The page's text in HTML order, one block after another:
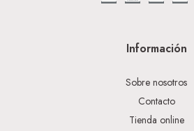
Información
Sobre nosotros
Contacto
Tienda online